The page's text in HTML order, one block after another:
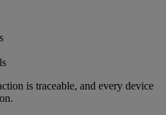
is traceable, and every device